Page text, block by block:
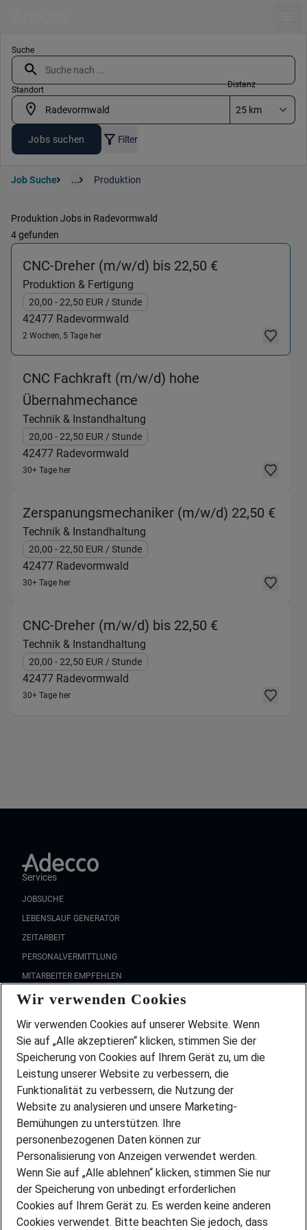
Suche
Standort
Distanz
Jobs suchen Filter
Job Suche ... Produktion
Produktion Jobs in Radevormwald
4 gefunden
CNC-Dreher (m/w/d) bis 22,50 €
Produktion & Fertigung
20,00 - 22,50 EUR / Stunde
42477 Radevormwald
2 Wochen, 5 Tage her
CNC Fachkraft (m/w/d) hohe
Übernahmechance
Technik & Instandhaltung
20,00 - 22,50 EUR / Stunde
42477 Radevormwald
30+ Tage her
Zerspanungsmechaniker (m/w/d) 22,50 €
Technik & Instandhaltung
20,00 - 22,50 EUR / Stunde
42477 Radevormwald
30+ Tage her
CNC-Dreher (m/w/d) bis 22,50 €
Technik & Instandhaltung
20,00 - 22,50 EUR / Stunde
42477 Radevormwald
30+ Tage her
Services
JOBSUCHE
LEBENSLAUF GENERATOR
ZEITARBEIT
PERSONALVERMITTLUNG
MITARBEITER EMPFEHLEN
FAQ
Wir stellen ein!
DEINE BERUFSGRUPPE
DEINE LEBENSSITUATION
PARTNERSHIP WITH AIRBUS
INITIATIV BEWERBEN
ÜBER UNS
STANDORTE
BLOG
PRESSE
Wir verwenden Cookies
Wir verwenden Cookies auf unserer Website. Wenn
Sie auf „Alle akzeptieren“ klicken, stimmen Sie der
Speicherung von Cookies auf Ihrem Gerät zu, um die
Leistung unserer Website zu verbessern, die
Funktionalität zu verbessern, die Nutzung der
Website zu analysieren und unsere Marketing-
Bemühungen zu unterstützen. Ihre
personenbezogenen Daten können zur
Personalisierung von Anzeigen verwendet werden.
Wenn Sie auf „Alle ablehnen“ klicken, stimmen Sie nur
der Speicherung von unbedingt erforderlichen
Cookies auf Ihrem Gerät zu. Es werden keine anderen
Cookies verwendet. Bitte beachten Sie jedoch, dass